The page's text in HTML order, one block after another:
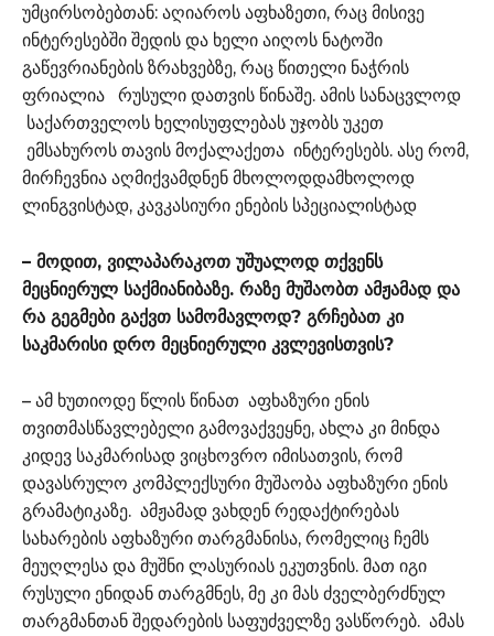
უმცირსობებთან: აღიაროს აფხაზეთი, რაც მისივე
ინტერესებში შედის და ხელი აიღოს ნატოში
გაწევრიანების ზრახვებზე, რაც წითელი ნაჭრის
ფრიალია რუსული დათვის წინაშე. ამის სანაცვლოდ
საქართველოს ხელისუფლებას უჯობს უკეთ
ემსახუროს თავის მოქალაქეთა ინტერესებს. ასე რომ,
მირჩევნია აღმიქვამდნენ მხოლოდდამხოლოდ
ლინგვისტად, კავკასიური ენების სპეციალისტად
– მოდით, ვილაპარაკოთ უშუალოდ თქვენს
მეცნიერულ საქმიანიბაზე. რაზე მუშაობთ ამჟამად და
რა გეგმები გაქვთ სამომავლოდ? გრჩებათ კი
საკმარისი დრო მეცნიერული კვლევისთვის?
– ამ ხუთიოდე წლის წინათ აფხაზური ენის
თვითმასწავლებელი გამოვაქვეყნე, ახლა კი მინდა
კიდევ საკმარისად ვიცხოვრო იმისათვის, რომ
დავასრულო კომპლექსური მუშაობა აფხაზური ენის
გრამატიკაზე. ამჟამად ვახდენ რედაქტირებას
სახარების აფხაზური თარგმანისა, რომელიც ჩემს
მეუღლესა და მუშნი ლასურიას ეკუთვნის. მათ იგი
რუსული ენიდან თარგმნეს, მე კი მას ძველბერძნულ
თარგმანთან შედარების საფუძველზე ვასწორებ. ამას